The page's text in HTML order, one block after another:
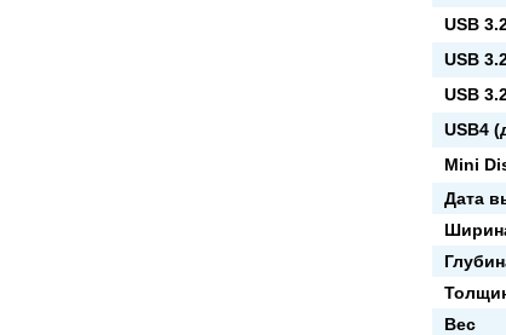
USB
USB
USB
USB4
Mini
Дата
Вес